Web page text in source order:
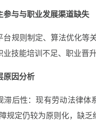
参与与职业发展渠道缺失
台规则制定、算法优化等
业技能培训不足、职业晋
原因分析
滞后性：现有劳动法律
规定仍较为原则化，缺乏